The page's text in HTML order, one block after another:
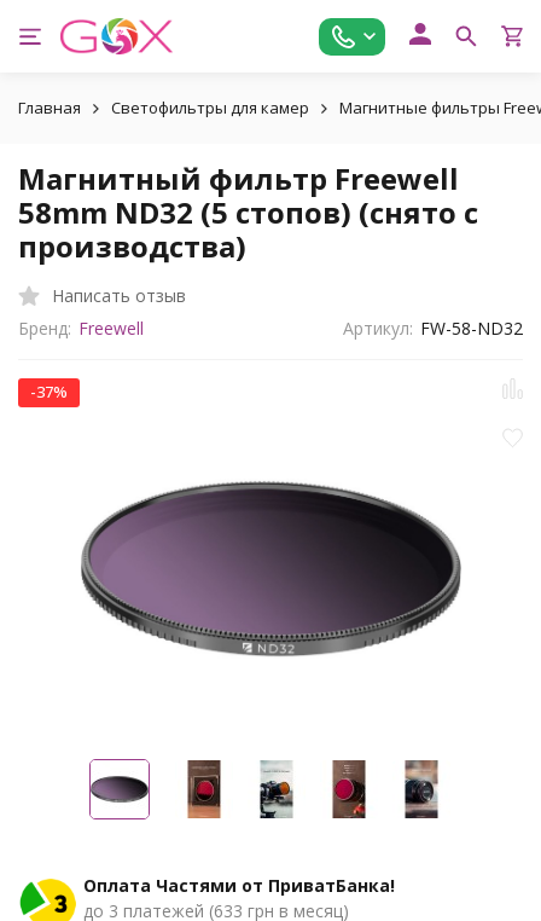
Главная Светофильтры для камер Магнитные фильтры
Магнитный фильтр Freewell
58mm ND32 (5 стопов) (снято с
производства)
Написать отзыв
Бренд: Freewell Артикул: FW-58-ND32
-37%
Оплата Частями от ПриватБанка!
до 3 платежей (633 грн в месяц)